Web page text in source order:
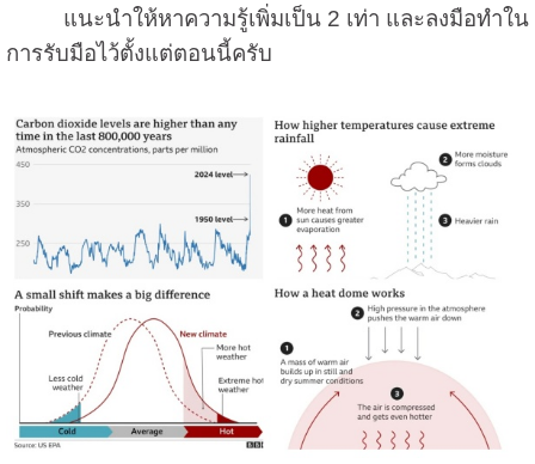
แนะนำให้หาความรู้เพิ่มเป็น 2 เท่า และลงมือทำใน
การรับมือไว้ตั้งแต่ตอนนี้ครับ